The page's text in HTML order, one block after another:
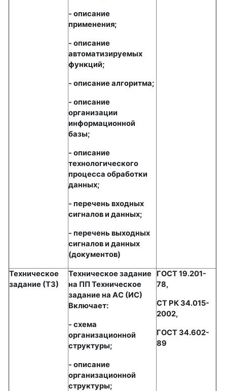
- описание
применения;
- описание
автоматизируемых
функций;
- описание алгоритма;
- описание
организации
информационной
базы;
- описание
технологического
процесса обработки
данных;
- перечень входных
сигналов и данных;
- перечень выходных
сигналов и данных
(документов)
Техническое
задание (ТЗ)
Техническое задание
на ПП Техническое
задание на АС (ИС)
Включает:
- схема
организационной
структуры;
- описание
организационной
структуры;
ГОСТ 19.201-
78,
СТ РК 34.015-
2002,
ГОСТ 34.602-
89